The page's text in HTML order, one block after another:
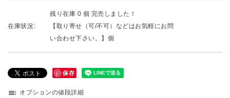
在庫状況:
残り在庫 0 個 完売しました！
【取り寄せ（可/不可）などはお気軽にお問
い合わせ下さい。】個
保存
toc オプションの値段詳細